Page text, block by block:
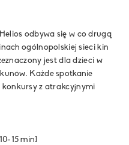
odbywa się w co drugą
ogólnopolskiej sieci kin
jest dla dzieci w
Każde spotkanie
z atrakcyjnymi
15 min]